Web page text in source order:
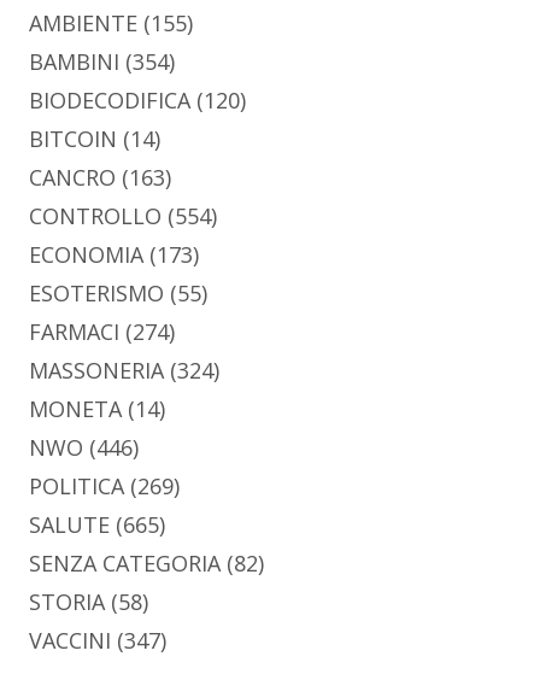
AMBIENTE (155)
BAMBINI (354)
BIODECODIFICA (120)
BITCOIN (14)
CANCRO (163)
CONTROLLO (554)
ECONOMIA (173)
ESOTERISMO (55)
FARMACI (274)
MASSONERIA (324)
MONETA (14)
NWO (446)
POLITICA (269)
SALUTE (665)
SENZA CATEGORIA (82)
STORIA (58)
VACCINI (347)